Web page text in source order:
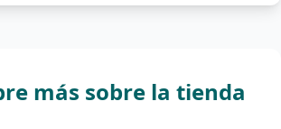
más sobre la tienda